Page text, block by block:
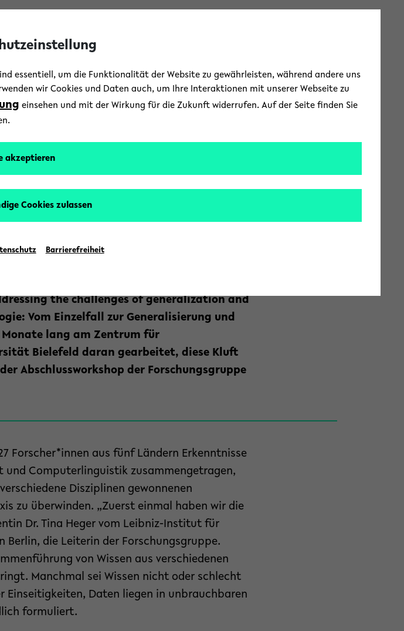
/ News
ökologische Forschung
Bielefeld
Disziplin soll das nötige Wissen
the challenges of generalization and
Vom Einzelfall zur Generalisierung und
lang am Zentrum für
Bielefeld daran gearbeitet, diese Kluft
Abschlussworkshop der Forschungsgruppe
Forscher*innen aus fünf Ländern Erkenntnisse
und Computerlinguistik zusammengetragen,
Disziplinen gewonnenen
zu überwinden. „Zuerst einmal haben wir die
Dr. Tina Heger vom Leibniz-Institut für
Berlin, die Leiterin der Forschungsgruppe.
von Wissen aus verschiedenen
Manchmal sei Wissen nicht oder schlecht
Einseitigkeiten, Daten liegen in unbrauchbaren
formuliert.
essentiell, um die Funktionalität der Website zu gewährleisten, während andere uns
wir Cookies und Daten auch, um Ihre Interaktionen mit unserer Webseite zu
einsehen und mit der Wirkung für die Zukunft widerrufen. Auf der Seite finden Sie
akzeptieren
Cookies zulassen
Barrierefreiheit